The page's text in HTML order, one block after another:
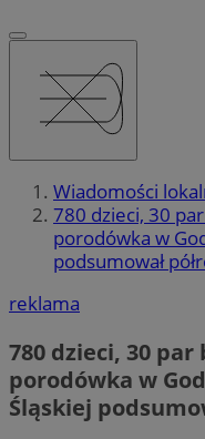
Wiadomości
780 dzieci, 30
porodówka w
podsumował
reklama
780 dzieci, 30
porodówka w
Śląskiej